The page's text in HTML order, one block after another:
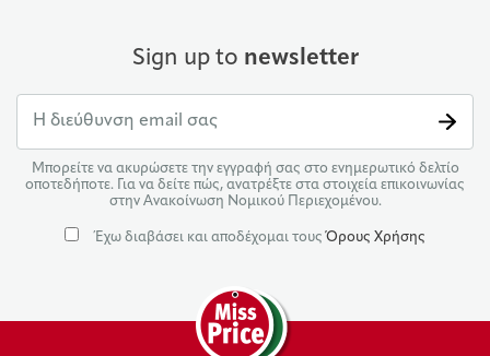
Sign up to newsletter
Μπορείτε να ακυρώσετε την εγγραφή σας στο ενημερωτικό δελτίο
οποτεδήποτε. Για να δείτε πώς, ανατρέξτε στα στοιχεία επικοινωνίας
στην Ανακοίνωση Νομικού Περιεχομένου.
Έχω διαβάσει και αποδέχομαι τουςΌρους Χρήσης